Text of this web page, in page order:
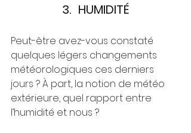
3. HUMIDITÉ
Peut-être avez-vous constaté
quelques légers changements
météorologiques ces derniers
jours ? À part, la notion de météo
extérieure, quel rapport entre
l’humidité et nous ?